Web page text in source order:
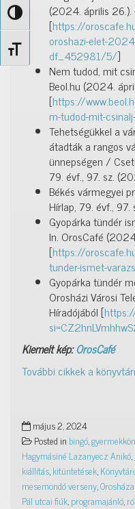
Nagy kontraszt váltása
Betűméret váltása
(2024. április 26.).
[https://
oroshazi-elet-
df_452981/5/]
Nem tudod, mit
Beol.hu (2024.
[https://
m-tudod-mit-
Tehetségükkel a
átadták a rangos
ünnepségen /
79. évf., 97. sz.
Békés vármegyei
Hírlap, 79. évf.,
Gyopárka tündér
In. OrosCafé
[https://
tunder-ismet-
Gyopárka tündér
Orosházi Városi
Híradójából [
Kiemelt kép:OrosCafé
További cikkek a
május 2, 2024
Posted in bingó,
Hagymásiné Lazanyecz Anikó,
kiállítás,kitüntetések,
mesemondó verseny,Orosháza
Pál utcai fiúk,programajánló,